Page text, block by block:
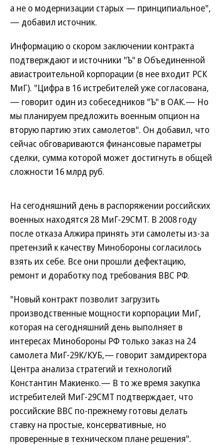
а не о модернизации старых — принципиальное",
— добавил источник.
Информацию о скором заключении контракта
подтверждают и источники "Ъ" в Объединенной
авиастроительной корпорации (в нее входит РСК
МиГ). "Цифра в 16 истребителей уже согласована,
— говорит один из собеседников "Ъ" в ОАК.— Но
мы планируем предложить военным опцион на
вторую партию этих самолетов". Он добавил, что
сейчас обговариваются финансовые параметры
сделки, сумма которой может достигнуть в общей
сложности 16 млрд руб.
На сегодняшний день в распоряжении российских
военных находятся 28 МиГ-29СМТ. В 2008 году
после отказа Алжира принять эти самолеты из-за
претензий к качеству Минобороны согласилось
взять их себе. Все они прошли дефектацию,
ремонт и доработку под требования ВВС РФ.
"Новый контракт позволит загрузить
производственные мощности корпорации МиГ,
которая на сегодняшний день выполняет в
интересах Минобороны РФ только заказ на 24
самолета МиГ-29К/КУБ,— говорит замдиректора
Центра анализа стратегий и технологий
Константин Макиенко.— В то же время закупка
истребителей МиГ-29СМТ подтверждает, что
российские ВВС по-прежнему готовы делать
ставку на простые, консервативные, но
проверенные в техническом плане решения".